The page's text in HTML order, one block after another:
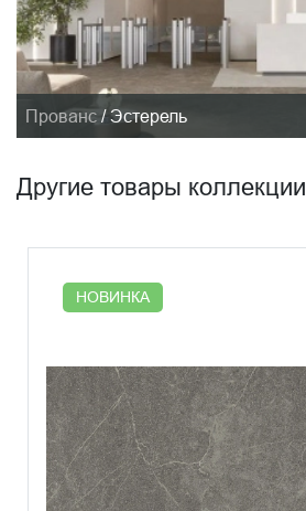
Прованс / Эстерель
Другие товары коллекции
НОВИНКА